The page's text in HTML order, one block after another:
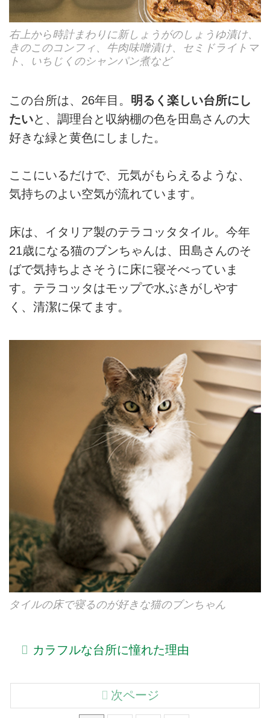
右上から時計まわりに新しょうがのしょうゆ漬け、
きのこのコンフィ、牛肉味噌漬け、セミドライトマ
ト、いちじくのシャンパン煮など
この台所は、26年目。 明るく楽しい台所にし
たいと、調理台と収納棚の色を田島さんの大
好きな緑と黄色にしました。
ここにいるだけで、元気がもらえるような、
気持ちのよい空気が流れています。
床は、イタリア製のテラコッタタイル。今年
21歳になる猫のブンちゃんは、田島さんのそ
ばで気持ちよさそうに床に寝そべっていま
す。テラコッタはモップで水ぶきがしやす
く、清潔に保てます。
タイルの床で寝るのが好きな猫のブンちゃん
カラフルな台所に憧れた理由
次ページ